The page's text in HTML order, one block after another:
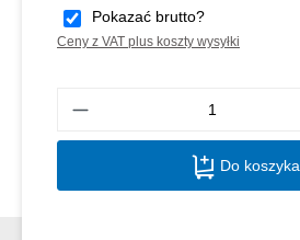
Pokazać brutto?
Ceny z VAT plus koszty wysyłki
Do koszyka